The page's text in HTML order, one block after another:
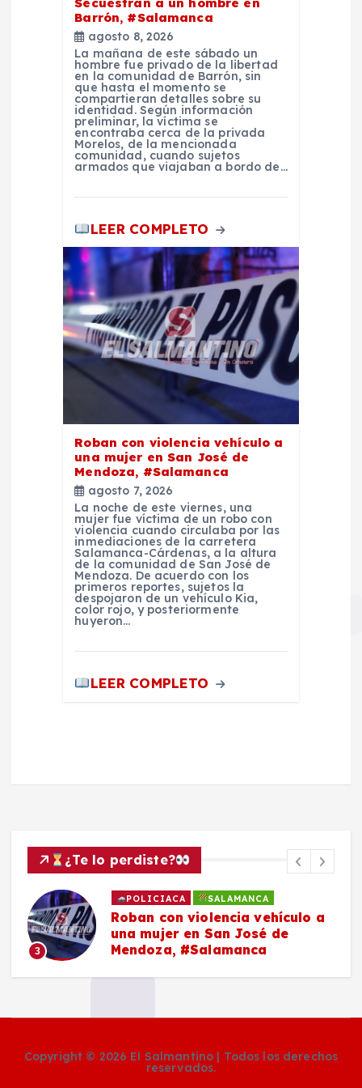
Barrón, #Salamanca
agosto 8, 2026
La mañana de este sábado un
hombre fue privado de la libertad
en la comunidad de Barrón, sin
que hasta el momento se
compartieran detalles sobre su
identidad. Según información
preliminar, la víctima se
encontraba cerca de la privada
Morelos, de la mencionada
comunidad, cuando sujetos
armados que viajaban a bordo de…
LEER COMPLETO
Roban con violencia vehículo a
una mujer en San José de
Mendoza, #Salamanca
agosto 7, 2026
La noche de este viernes, una
mujer fue víctima de un robo con
violencia cuando circulaba por las
inmediaciones de la carretera
Salamanca-Cárdenas, a la altura
de la comunidad de San José de
Mendoza. De acuerdo con los
primeros reportes, sujetos la
despojaron de un vehículo Kia,
color rojo, y posteriormente
huyeron…
LEER COMPLETO
¿Te lo perdiste?
3
POLICIACA SALAMANCA
Roban con violencia vehículo a
una mujer en San José de
Mendoza, #Salamanca
Copyright © 2026 El Salmantino | Todos los derechos
reservados.